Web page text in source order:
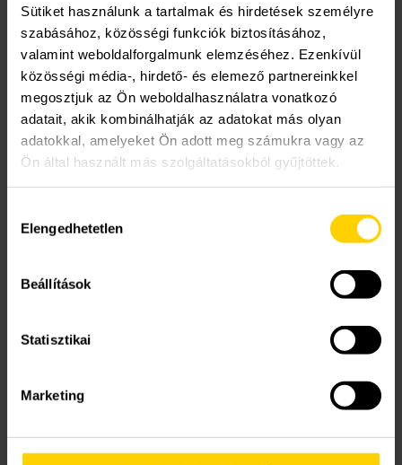
Sütiket használunk a tartalmak és hirdetések személyre
szabásához, közösségi funkciók biztosításához,
valamint weboldalforgalmunk elemzéséhez. Ezenkívül
közösségi média-, hirdető- és elemező partnereinkkel
megosztjuk az Ön weboldalhasználatra vonatkozó
adatait, akik kombinálhatják az adatokat más olyan
adatokkal, amelyeket Ön adott meg számukra vagy az
Ön által használt más szolgáltatásokból gyűjtöttek.
kiválasztása
Elengedhetetlen
Beállítások
Statisztikai
Marketing
Kérjük, hogy a fordított adózás alkalmazásához a
cégszerűen aláírt nyilatkozatát csatolja.*
Telefonszám